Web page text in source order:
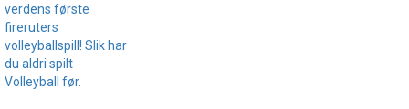
verdens første
fireruters
volleyballspill! Slik har
du aldri spilt
Volleyball før.
.